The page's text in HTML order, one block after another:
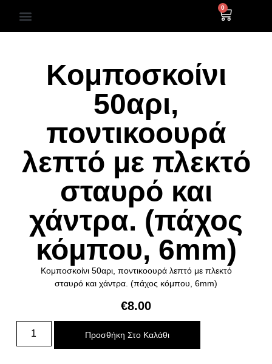
0
Κομποσκοίνι
50αρι,
ποντικοουρά
λεπτό με πλεκτό
σταυρό και
χάντρα. (πάχος
κόμπου, 6mm)
Κομποσκοίνι 50αρι, ποντικοουρά λεπτό με πλεκτό
σταυρό και χάντρα. (πάχος κόμπου, 6mm)
€8.00
Προσθήκη Στο Καλάθι